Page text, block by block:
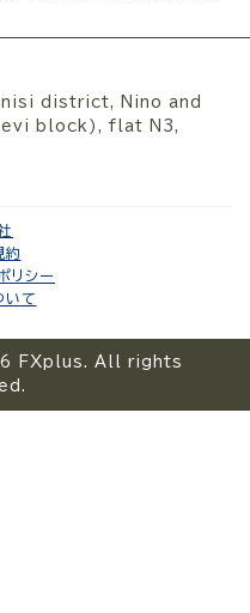
district, Nino and
block), flat N3,
約
リシー
いて
FXplus. All rights